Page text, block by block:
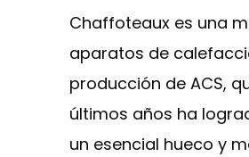
Chaffoteaux es una
aparatos de
producción de ACS,
últimos años ha
un esencial hueco y